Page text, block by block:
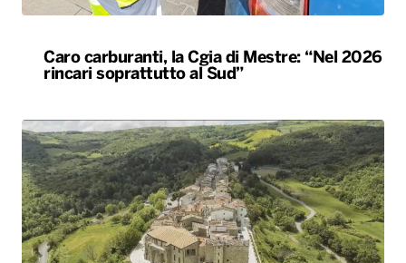
Celle di San Vito, la “festa del vicino”
accoglierà 500 persone nel paese più piccolo
della Puglia